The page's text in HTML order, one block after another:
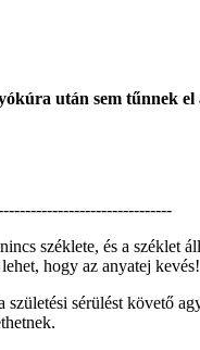
után sem tűnnek
széklete, és a
hogy az anyatej
születési sérülést követő